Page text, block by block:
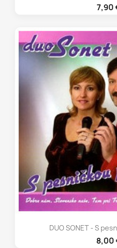
7,90
DUO SONET - S
8,00